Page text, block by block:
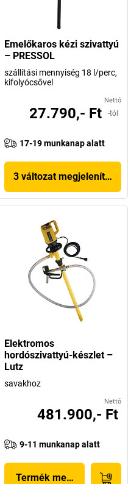
Emelőkaros kézi szivattyú
– PRESSOL
szállítási mennyiség 18 l/perc,
kifolyócsővel
Nettó
27.790,- Ft -tól
17-19 munkanap alatt
3 változat megjelenítése
Elektromos
hordószivattyú-készlet –
Lutz
savakhoz
Nettó
481.900,- Ft
9-11 munkanap alatt
Termék megjelenítése